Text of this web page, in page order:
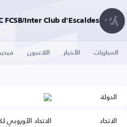
FCSB/Inter Club d'Escaldes ( )
المباريات الأخبار اللاعبون
الدولة
الاتحاد
الاتحاد الأوروبي